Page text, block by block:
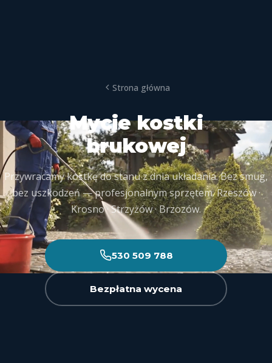
Strona główna
Mycie kostki
brukowej
Przywracamy kostkę do stanu z dnia układania. Bez smug,
bez uszkodzeń — profesjonalnym sprzętem. Rzeszów ·
Krosno · Strzyżów · Brzozów.
530 509 788
Bezpłatna wycena